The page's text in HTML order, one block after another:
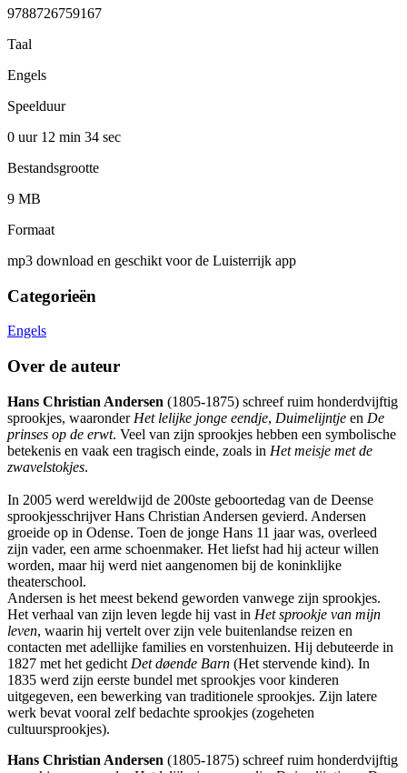
9788726759167
Taal
Engels
Speelduur
0 uur 12 min 34 sec
Bestandsgrootte
9 MB
Formaat
mp3 download en geschikt voor de Luisterrijk app
Categorieën
Engels
Over de auteur
Hans Christian Andersen (1805-1875) schreef ruim honderdvijftig
sprookjes, waaronder Het lelijke jonge eendje, Duimelijntje en De
prinses op de erwt. Veel van zijn sprookjes hebben een symbolische
betekenis en vaak een tragisch einde, zoals in Het meisje met de
zwavelstokjes.
In 2005 werd wereldwijd de 200ste geboortedag van de Deense
sprookjesschrijver Hans Christian Andersen gevierd. Andersen
groeide op in Odense. Toen de jonge Hans 11 jaar was, overleed
zijn vader, een arme schoenmaker. Het liefst had hij acteur willen
worden, maar hij werd niet aangenomen bij de koninklijke
theaterschool.
Andersen is het meest bekend geworden vanwege zijn sprookjes.
Het verhaal van zijn leven legde hij vast in Het sprookje van mijn
leven, waarin hij vertelt over zijn vele buitenlandse reizen en
contacten met adellijke families en vorstenhuizen. Hij debuteerde in
1827 met het gedicht Det døende Barn (Het stervende kind). In
1835 werd zijn eerste bundel met sprookjes voor kinderen
uitgegeven, een bewerking van traditionele sprookjes. Zijn latere
werk bevat vooral zelf bedachte sprookjes (zogeheten
cultuursprookjes).
Hans Christian Andersen (1805-1875) schreef ruim honderdvijftig